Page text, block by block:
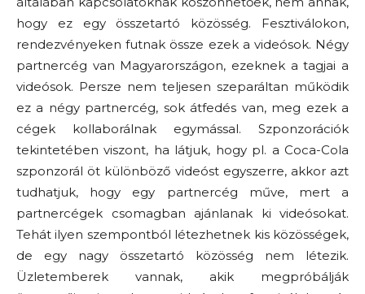
hogy ez egy összetartó közösség. Fesztiválokon,
rendezvényeken futnak össze ezek a videósok. Négy
partnercég van Magyarországon, ezeknek a tagjai a
videósok. Persze nem teljesen szeparáltan működik
ez a négy partnercég, sok átfedés van, meg ezek a
cégek kollaborálnak egymással. Szponzorációk
tekintetében viszont, ha látjuk, hogy pl. a Coca-Cola
szponzorál öt különböző videóst egyszerre, akkor azt
tudhatjuk, hogy egy partnercég műve, mert a
partnercégek csomagban ajánlanak ki videósokat.
Tehát ilyen szempontból létezhetnek kis közösségek,
de egy nagy összetartó közösség nem létezik.
Üzletemberek vannak, akik megpróbálják